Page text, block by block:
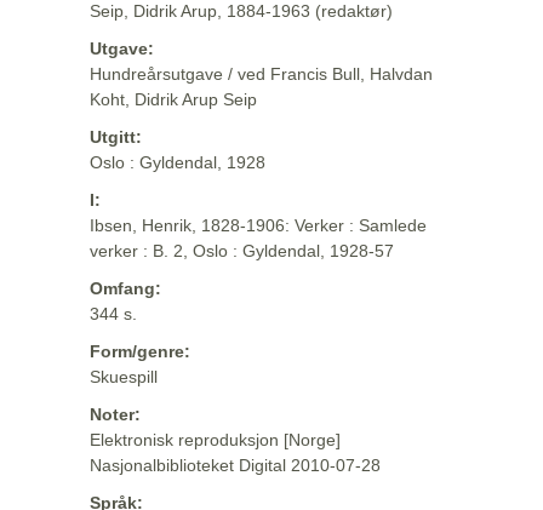
Seip, Didrik Arup, 1884-1963 (redaktør)
Utgave:
Hundreårsutgave / ved Francis Bull, Halvdan
Koht, Didrik Arup Seip
Utgitt:
Oslo : Gyldendal, 1928
I:
Ibsen, Henrik, 1828-1906: Verker : Samlede
verker : B. 2, Oslo : Gyldendal, 1928-57
Omfang:
344 s.
Form/genre:
Skuespill
Noter:
Elektronisk reproduksjon [Norge]
Nasjonalbiblioteket Digital 2010-07-28
Språk: